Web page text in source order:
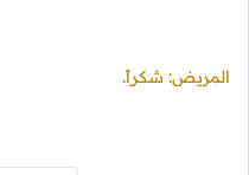
المريض: شكراً.